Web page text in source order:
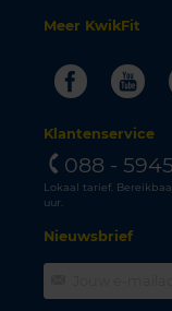
Meer KwikFit
Klantenservice
088 -
Lokaal tarief.
uur.
Nieuwsbrief